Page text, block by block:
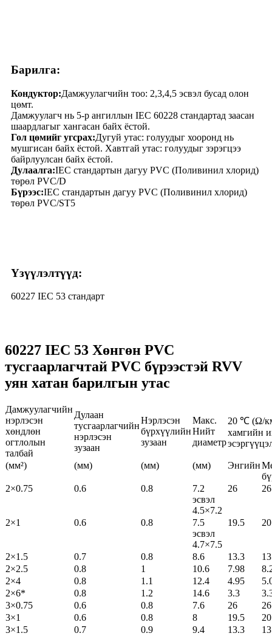
Барилга:
Кондуктор:Дамжуулагчийн тоо: 2,3,4,5 эсвэл бусад олон
цөмт.
Дамжуулагч нь 5-р ангиллын IEC 60228 стандартад заасан
шаардлагыг хангасан байх ёстой.
Гол цөмийг угсрах:Дугуй утас: голуудыг хооронд нь
мушгисан байх ёстой. Хавтгай утас: голуудыг зэрэгцээ
байрлуулсан байх ёстой.
Дулаалга:IEC стандартын дагуу PVC (Поливинил хлорид)
төрөл PVC/D
Бүрээс:IEC стандартын дагуу PVC (Поливинил хлорид)
төрөл PVC/ST5
Үзүүлэлтүүд:
60227 IEC 53 стандарт
60227 IEC 53 Хөнгөн PVC
тусгаарлагчтай PVC бүрээстэй RVV
уян хатан барилгын утас
Дамжуулагчийн
нэрлэсэн
хөндлөн
огтлолын
талбай
Дулаан
тусгаарлагчийн
нэрлэсэн
зузаан
Нэрлэсэн
бүрхүүлийн
зузаан
Макс.
Нийт
диаметр
20 ℃ (Ω/
хамгийн
(мм²) (мм) (мм) (мм) Энгийн
2×0.75
0.6 0.8
7.2
эсвэл
4.5×7.2
26
2×1 0.6 0.8
7.5
эсвэл
4.7×7.5
19.5 20
2×1.5 0.7 0.8 8.6 13.3
2×2.5
0.8 1 10.6 7.98
2×4
0.8 1.1 12.4 4.95
2×6*
0.8 1.2 14.6 3.3
3×0.75
0.6 0.8 7.6 26
3×1
0.6 0.8 8 19.5
20
3×1.5
0.7 0.9 9.4 13.3